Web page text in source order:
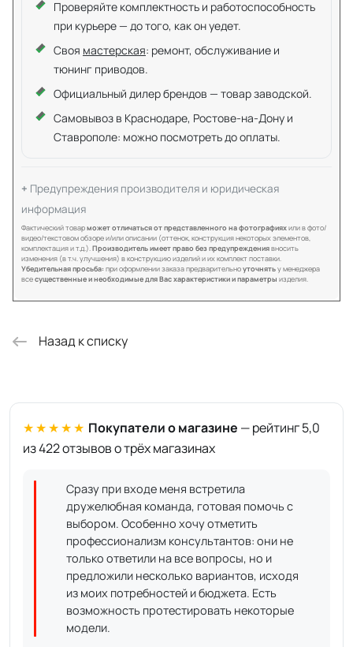
Проверяйте комплектность и работоспособность
при курьере — до того, как он уедет.
Своя мастерская: ремонт, обслуживание и
тюнинг приводов.
Официальный дилер брендов — товар заводской.
Самовывоз в Краснодаре, Ростове-на-Дону и
Ставрополе: можно посмотреть до оплаты.
Предупреждения производителя и юридическая
информация
Фактический товарможет отличаться от представленного на фотографияхили в фото/
видео/текстовом обзоре и/или описании (оттенок, конструкция некоторых элементов,
комплектация и т.д.).Производитель имеет право без предупреждениявносить
изменения (в т.ч. улучшения) в конструкцию изделий и их комплект поставки.
Убедительная просьба: при оформлении заказа предварительноуточнятьу менеджера
всесущественные и необходимые для Вас характеристики и параметры изделия.
Назад к списку
★★★★★ Покупатели о магазине — рейтинг 5,0
из 422 отзывов о трёх магазинах
Сразу при входе меня встретила
дружелюбная команда, готовая помочь с
выбором. Особенно хочу отметить
профессионализм консультантов: они не
только ответили на все вопросы, но и
предложили несколько вариантов, исходя
из моих потребностей и бюджета. Есть
возможность протестировать некоторые
модели.